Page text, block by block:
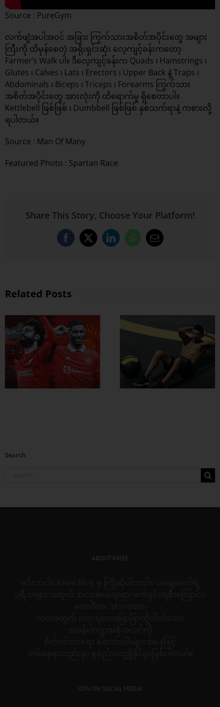
Source : PureGym
လက်ဖျံအပါအဝင် အခြား ကြွက်သားအစိတ်အပိုင်းတွေ အများ
ကြီးကို ထိမှန်စေတဲ့ အရိုးရှင်းဆုံး လေ့ကျင့်ခန်းကတော့
Farmer’s Walk ပါ။ ဒီလေ့ကျင့်ခန်းက Quads ၊ Hamstrings ၊
Glutes ၊ Calves ၊ Lats ၊ Erectors ၊ Upper Back နဲ့ Traps ၊
Abdominals ၊ Biceps ၊ Triceps ၊ Forearms ကြွက်သား
အစိတ်အပိုင်းတွေ အားလုံးကို ထိရောက်မှု ရှိစေတာပါ။
Kettlebell ဖြစ်ဖြစ် ၊ Dumbbell ဖြစ်ဖြစ် နှစ်သက်ရာနဲ့ ကစားလို့
ရပါတယ်။
Source : Man Of Many
Featured Photo : Spartan Race
Share This Story, Choose Your Platform!
Facebook
X LinkedInWhatsApp
Email
Related Posts
ထိထိရောက်ရောက်
ဗိုက်ခေါက် အဆီ
တွေ ချဖို့
Search
ABOUT KWEE
JOIN ON SOCIAL MEDIA